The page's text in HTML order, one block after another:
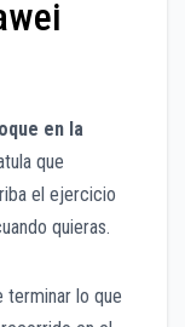
en la
que
el ejercicio
quieras.
terminar lo que